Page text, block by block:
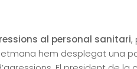
al personal sanitari,
hem desplegat una